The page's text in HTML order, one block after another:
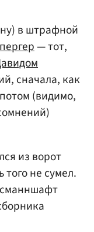
в штрафной
— тот,
сначала, как
(видимо,
из ворот
того не сумел.